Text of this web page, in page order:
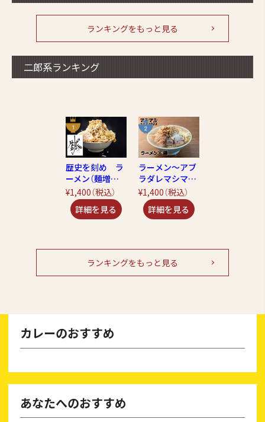
ランキングをもっと見る
二郎系ランキング
歴史を刻め ラ
ーメン（麺増量4
00g!!）
¥1,400（税込）
ラーメン～アブ
ラダレマシマシ
～
¥1,400（税込）
ランキングをもっと見る
カレーのおすすめ
あなたへのおすすめ